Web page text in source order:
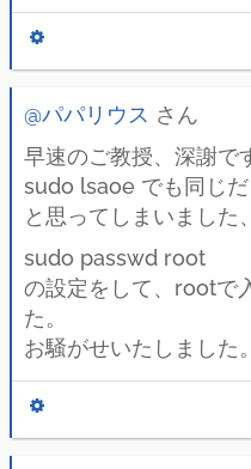
@パパリウス さん
早速のご教授、深謝で
sudo lsaoe でも同じ
と思ってしまいました
sudo passwd root
の設定をして、rootで
た。
お騒がせいたしました。